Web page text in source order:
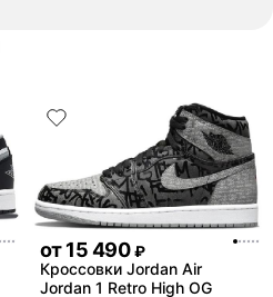
от15 490 ₽
Кроссовки Jordan Air
Jordan 1 Retro High OG